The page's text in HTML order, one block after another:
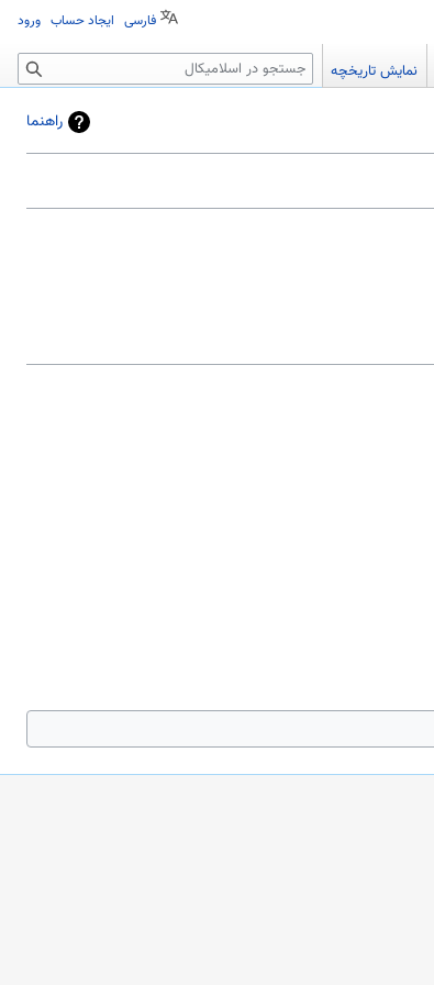
راهنما
فارسی ایجاد حساب ورود
نمایش تاریخچه جستجو